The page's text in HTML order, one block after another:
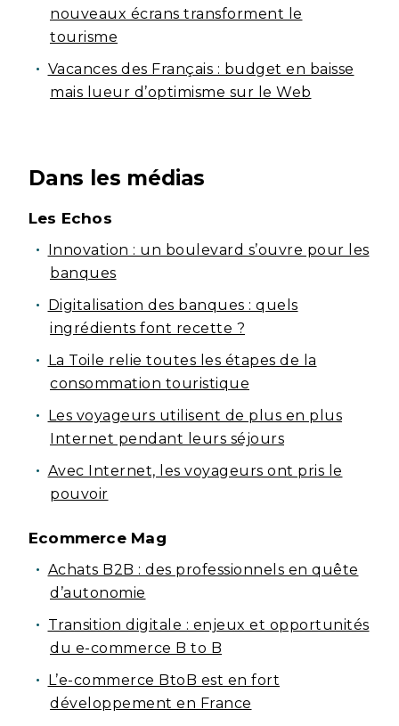
nouveaux écrans transforment le
tourisme
Vacances des Français : budget en baisse
mais lueur d’optimisme sur le Web
Dans les médias
Les Echos
Innovation : un boulevard s’ouvre pour les
banques
Digitalisation des banques : quels
ingrédients font recette ?
La Toile relie toutes les étapes de la
consommation touristique
Les voyageurs utilisent de plus en plus
Internet pendant leurs séjours
Avec Internet, les voyageurs ont pris le
pouvoir
Ecommerce Mag
Achats B2B : des professionnels en quête
d’autonomie
Transition digitale : enjeux et opportunités
du e-commerce B to B
L’e-commerce BtoB est en fort
développement en France